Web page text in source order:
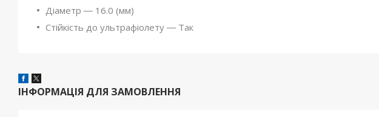
Діаметр ― 16.0 (мм)
Стійкість до ультрафіолету ― Так
ІНФОРМАЦІЯ ДЛЯ ЗАМОВЛЕННЯ